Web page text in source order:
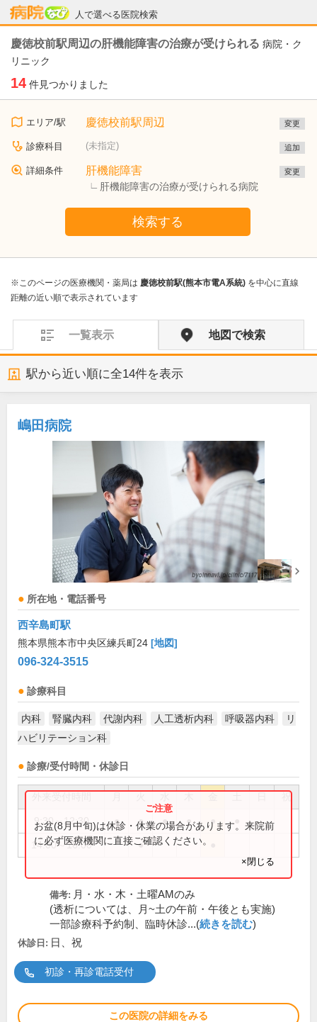
人で選べる医院検索
病院なび
慶徳校前駅周辺の肝機能障害の治療が受けられる 病院・ク
リニック
14 件見つかりました
エリア/駅 慶徳校前駅周辺 変更
診療科目 (未指定) 追加
詳細条件 肝機能障害
肝機能障害の治療が受けられる病院
変更
検索する
※このページの医療機関・薬局は 慶徳校前駅(熊本市電A系統) を中心に直線
距離の近い順で表示されています
一覧表示 地図で検索
駅から近い順に全14件を表示
嶋田病院
所在地・電話番号
西辛島町駅
熊本県熊本市中央区練兵町24 [地図]
096-324-3515
診療科目
内科 腎臓内科 代謝内科 人工透析内科 呼吸器内科
リ
ハビリテーション科
診療/受付時間・休診日
祝
9:30～12:30 ● ● ● ● ●
14:00～16:00 ●
お盆(8月中旬)は休診・休業の場合があります。来院前
に必ず医療機関に直接ご確認ください。
×閉じる
備考: 月・水・木・土曜AMのみ
(透析については、月~土の午前・午後とも実施)
一部診療科予約制、臨時休診...(続きを読む)
休診日: 日、祝
初診・再診電話受付
この医院の詳細をみる